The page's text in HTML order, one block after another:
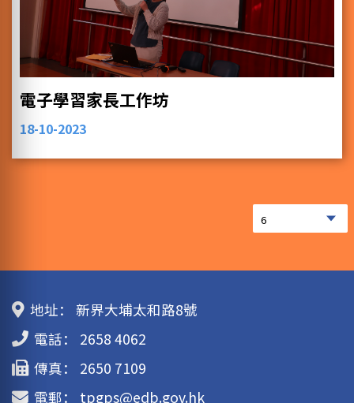
電子學習家長工作坊
18-10-2023
地址：
新界大埔太和路8號
電話：
2658 4062
傳真：
2650 7109
電郵：
tpgps@edb.gov.hk